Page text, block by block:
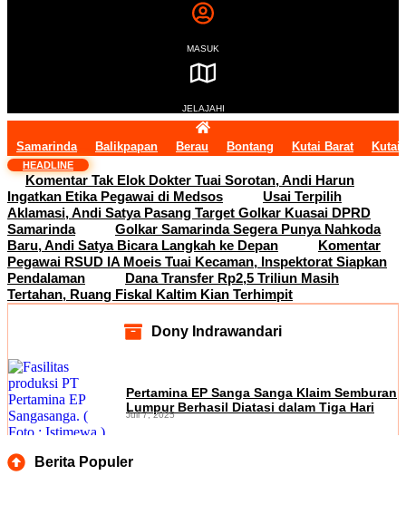
MASUK
JELAJAHI
Samarinda Balikpapan Berau Bontang Kutai Barat Kutai
HEADLINE
Komentar Tak Elok Dokter Tuai Sorotan, Andi Harun
Ingatkan Etika Pegawai di Medsos
Usai Terpilih
Aklamasi, Andi Satya Pasang Target Golkar Kuasai DPRD
Samarinda
Golkar Samarinda Segera Punya Nahkoda
Baru, Andi Satya Bicara Langkah ke Depan
Komentar
Pegawai RSUD IA Moeis Tuai Kecaman, Inspektorat Siapkan
Pendalaman
Dana Transfer Rp2,5 Triliun Masih
Tertahan, Ruang Fiskal Kaltim Kian Terhimpit
Dony Indrawandari
Pertamina EP Sanga Sanga Klaim Semburan
Lumpur Berhasil Diatasi dalam Tiga Hari
Juli 7, 2025
Berita Populer